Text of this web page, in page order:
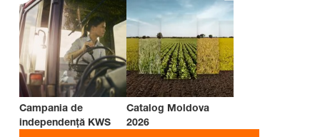
Campania de
independenţă KWS
Catalog Moldova
2026